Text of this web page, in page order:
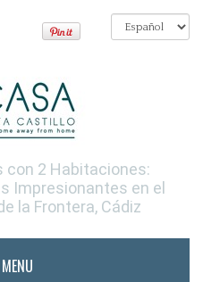
con 2 Habitaciones:
Impresionantes en el
la Frontera, Cádiz
MENU